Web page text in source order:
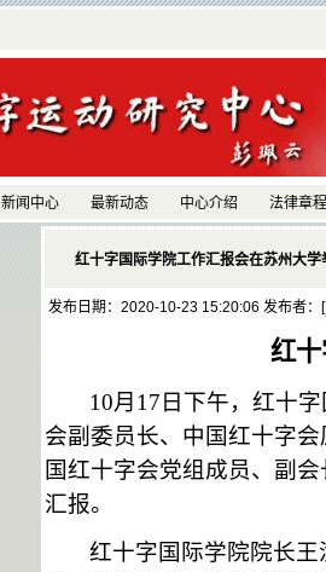
新闻中心 最新动态 中心介绍 法律章程
红十字国际学院工作汇报会在苏州大学
发布日期：2020-10-23 15:20:06 发布者：[
红
10月17日下午，红十
会副委员长、中国红十字
国红十字会党组成员、副
汇报。
红十字国际学院院长